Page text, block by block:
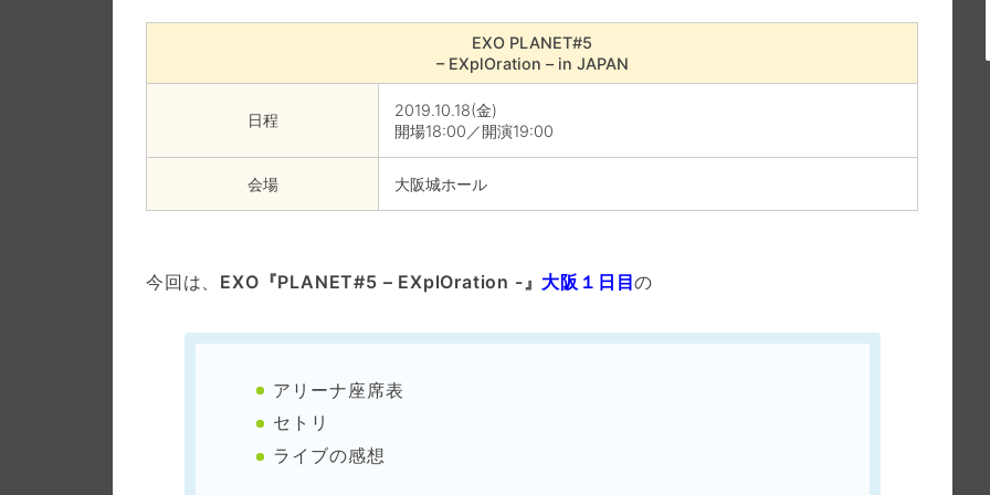
EXO PLANET#5
– EXplOration – in JAPAN
日程
2019.10.18(金)
開場18:00／開演19:00
会場 大阪城ホール
今回は、 EXO『PLANET#5 – EXplOration -』 大阪１日目の
アリーナ座席表
セトリ
ライブの感想